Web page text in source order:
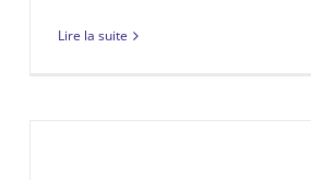
Lire la suite